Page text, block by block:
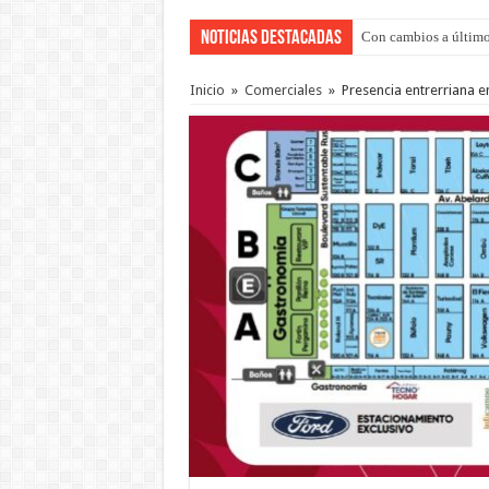
Noticias Destacadas Con cambios a
Adopción en Entre
Inicio » Comerciales » Presencia entrerriana